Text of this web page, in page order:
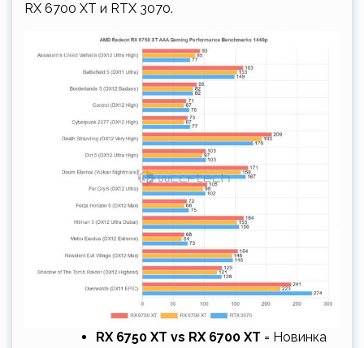
RX 6700 XT и RTX 3070.
RX 6750 XT vs RX 6700 XT = Новинка